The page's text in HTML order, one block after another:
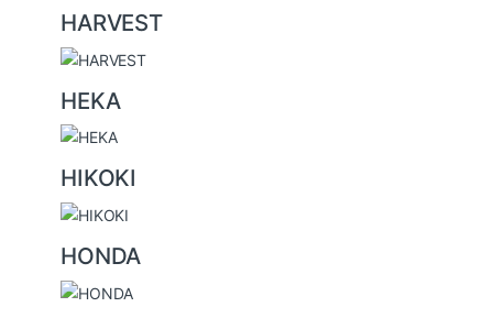
HARVEST
HEKA
HIKOKI
HONDA